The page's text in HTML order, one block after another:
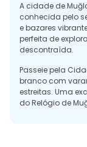
A cidade de
conhecida pelo
e bazares
perfeita de
descontraída.
Passeie pela
branco com
estreitas. Uma
do Relógio de